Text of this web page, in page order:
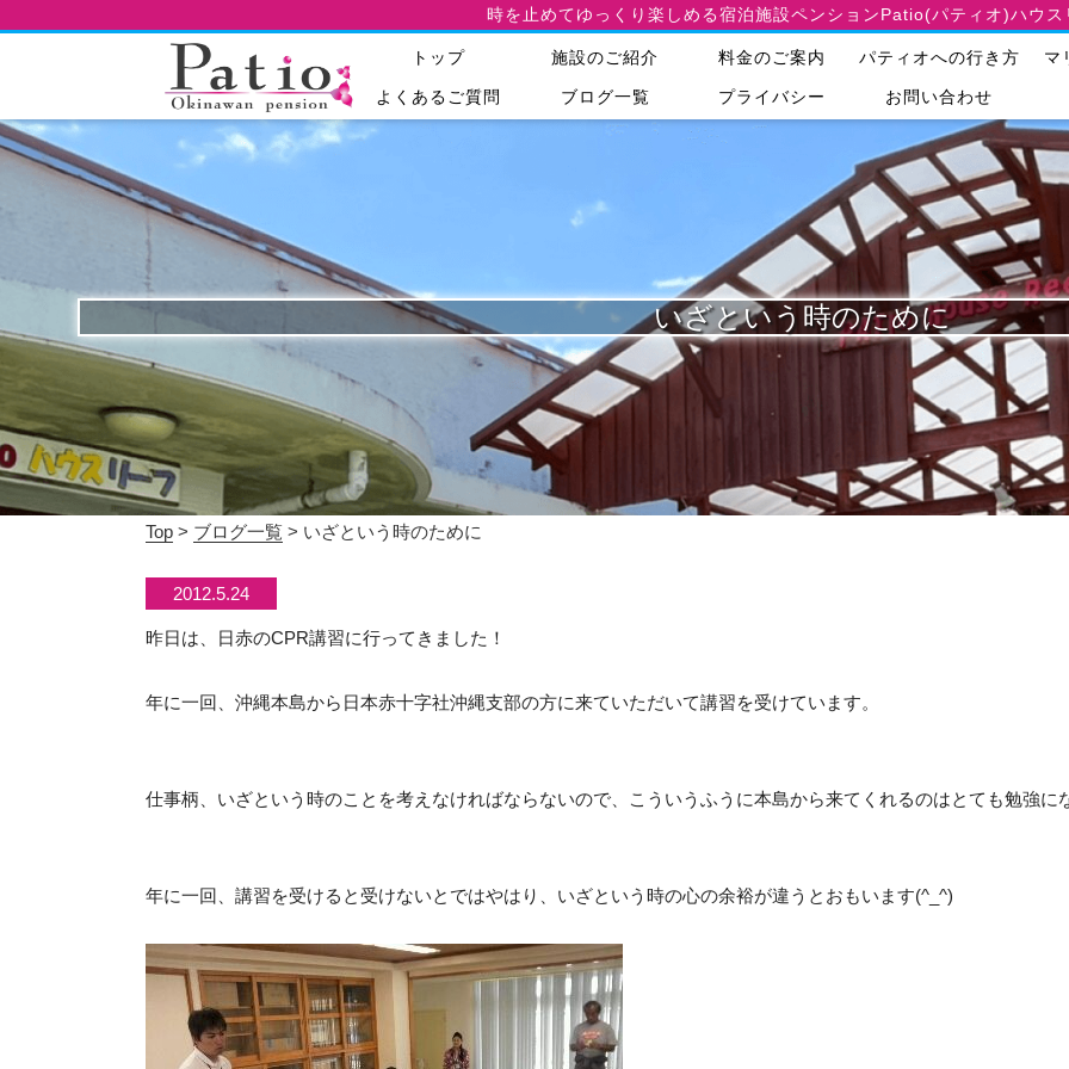
時を止めてゆっくり楽しめる宿泊施設ペンションPatio(パティオ)ハウス
トップ 施設のご紹介 料金のご案内 パティオへの行き方 マ
よくあるご質問 ブログ一覧 プライバシー お問い合わせ
いざという時のために
Top > ブログ一覧 > いざという時のために
2012.5.24
昨日は、日赤のCPR講習に行ってきました！
年に一回、沖縄本島から日本赤十字社沖縄支部の方に来ていただいて講習を受けています。
仕事柄、いざという時のことを考えなければならないので、こういうふうに本島から来てくれるのはとても勉強に
年に一回、講習を受けると受けないとではやはり、いざという時の心の余裕が違うとおもいます(^_^)